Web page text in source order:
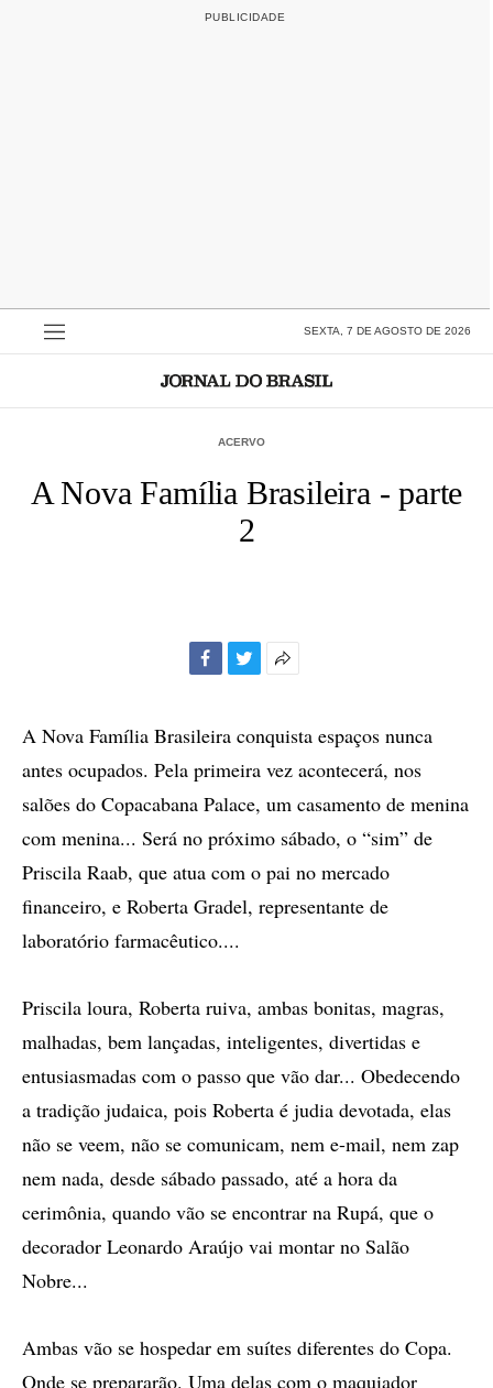
SEXTA, 7 DE AGOSTO DE 2026
ACERVO
A Nova Família Brasileira - parte
2
compartilhamento
A Nova Família Brasileira conquista espaços nunca
antes ocupados. Pela primeira vez acontecerá, nos
salões do Copacabana Palace, um casamento de menina
com menina... Será no próximo sábado, o “sim” de
Priscila Raab, que atua com o pai no mercado
financeiro, e Roberta Gradel, representante de
laboratório farmacêutico....
Priscila loura, Roberta ruiva, ambas bonitas, magras,
malhadas, bem lançadas, inteligentes, divertidas e
entusiasmadas com o passo que vão dar... Obedecendo
a tradição judaica, pois Roberta é judia devotada, elas
não se veem, não se comunicam, nem e-mail, nem zap
nem nada, desde sábado passado, até a hora da
cerimônia, quando vão se encontrar na Rupá, que o
decorador Leonardo Araújo vai montar no Salão
Nobre...
Ambas vão se hospedar em suítes diferentes do Copa.
Onde se prepararão. Uma delas com o maquiador